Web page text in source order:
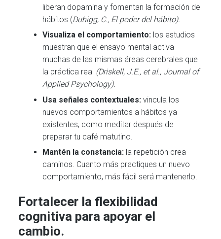
liberan dopamina y fomentan la formación de
hábitos (Duhigg, C., El poder del hábito).
Visualiza el comportamiento: los estudios
muestran que el ensayo mental activa
muchas de las mismas áreas cerebrales que
la práctica real (Driskell, J.E., et al., Journal of
Applied Psychology).
Usa señales contextuales: vincula los
nuevos comportamientos a hábitos ya
existentes, como meditar después de
preparar tu café matutino.
Mantén la constancia: la repetición crea
caminos. Cuanto más practiques un nuevo
comportamiento, más fácil será mantenerlo.
Fortalecer la flexibilidad
cognitiva para apoyar el
cambio.